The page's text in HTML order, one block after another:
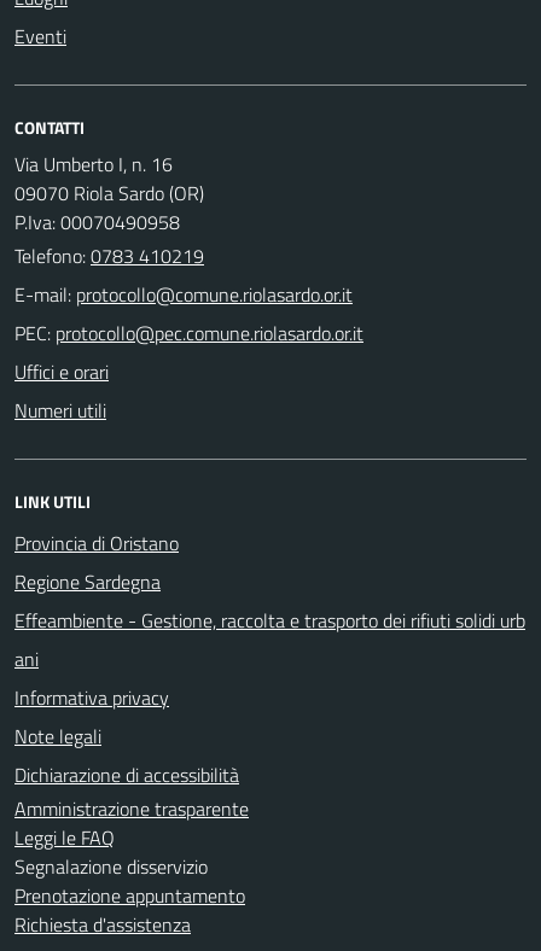
Eventi
CONTATTI
Via Umberto I, n. 16
09070 Riola Sardo (OR)
P.Iva: 00070490958
Telefono:0783 410219
E-mail:
PEC:
Uffici e orari
Numeri utili
LINK UTILI
Provincia di Oristano
Regione Sardegna
Effeambiente - Gestione, raccolta e trasporto dei rifiuti solidi urb
ani
Informativa privacy
Note legali
Dichiarazione di accessibilità
Amministrazione trasparente
Leggi le FAQ
Segnalazione disservizio
Prenotazione appuntamento
Richiesta d'assistenza